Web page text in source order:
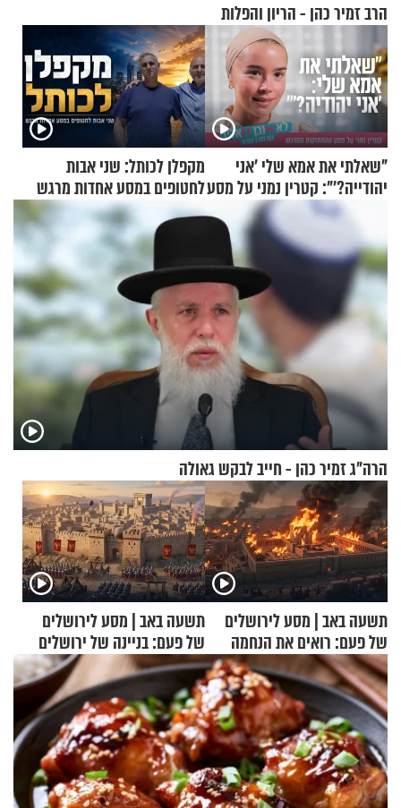
הרב זמיר כהן - הריון והפלות
"שאלתי את אמא שלי 'אני
יהודייה?'": קטרין נמני על מסע
ההתחזקות המרגש
מקפלן לכותל: שני אבות
לחטופים במסע אחדות מרגש
הרה"ג זמיר כהן - חייב לבקש גאולה
תשעה באב | מסע לירושלים
של פעם: רואים את הנחמה
תשעה באב | מסע לירושלים
של פעם: בניינה של ירושלים